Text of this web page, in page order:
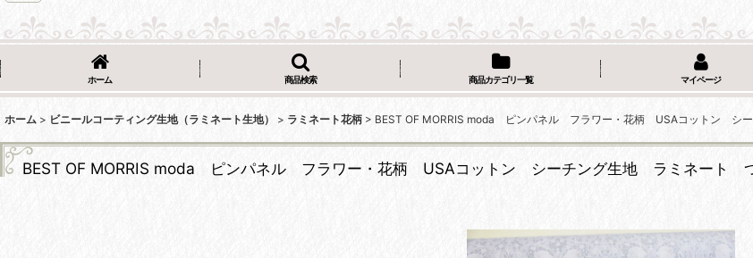
ホーム 商品検索 商品カテゴリ一覧 マイページ
ホーム > ビニールコーティング生地（ラミネート生地） > ラミネート花柄 > BEST OF MORRIS moda ピンパネル フラワー・花柄 USAコットン シ
BEST OF MORRIS moda ピンパネル フラワー・花柄 USAコットン シーチング生地 ラミネート